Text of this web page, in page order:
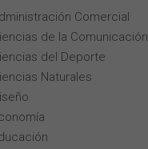
Comercial
de la Comunicación
del Deporte
Naturales